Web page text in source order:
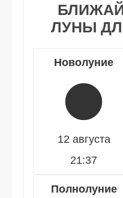
ЛУНЫ
Новолуние
🌑
12 августа
21:37
Полнолуние